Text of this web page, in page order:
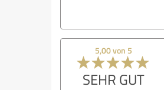
5,00 von 5
SEHR GUT